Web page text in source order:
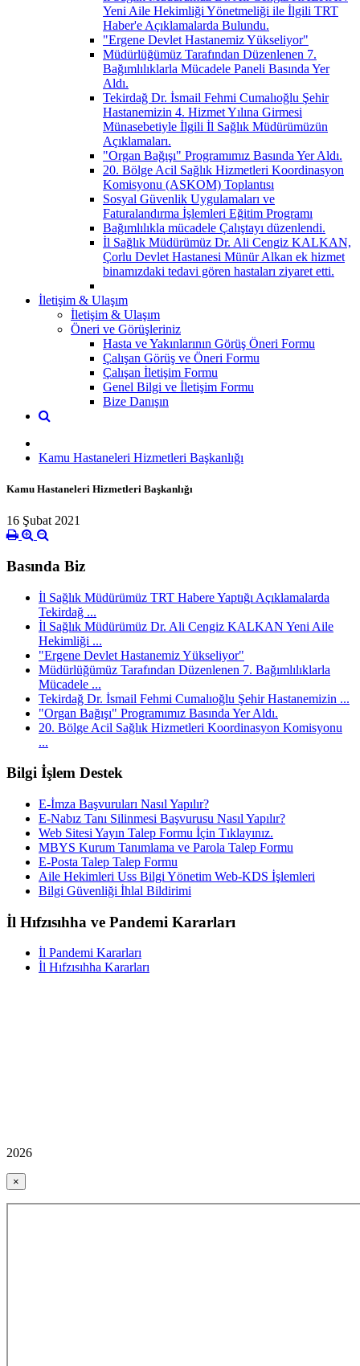
Yeni Aile Hekimliği Yönetmeliği ile İlgili TRT
Haber'e Açıklamalarda Bulundu.
"Ergene Devlet Hastanemiz Yükseliyor"
Müdürlüğümüz Tarafından Düzenlenen 7.
Bağımlılıklarla Mücadele Paneli Basında Yer
Aldı.
Tekirdağ Dr. İsmail Fehmi Cumalıoğlu Şehir
Hastanemizin 4. Hizmet Yılına Girmesi
Münasebetiyle İlgili İl Sağlık Müdürümüzün
Açıklamaları.
"Organ Bağışı" Programımız Basında Yer Aldı.
20. Bölge Acil Sağlık Hizmetleri Koordinasyon
Komisyonu (ASKOM) Toplantısı
Sosyal Güvenlik Uygulamaları ve
Faturalandırma İşlemleri Eğitim Programı
Bağımlılıkla mücadele Çalıştayı düzenlendi.
İl Sağlık Müdürümüz Dr. Ali Cengiz KALKAN,
Çorlu Devlet Hastanesi Münür Alkan ek hizmet
binamızdaki tedavi gören hastaları ziyaret etti.
İletişim & Ulaşım
İletişim & Ulaşım
Öneri ve Görüşleriniz
Hasta ve Yakınlarının Görüş Öneri Formu
Çalışan Görüş ve Öneri Formu
Çalışan İletişim Formu
Genel Bilgi ve İletişim Formu
Bize Danışın
Kamu Hastaneleri Hizmetleri Başkanlığı
Kamu Hastaneleri Hizmetleri Başkanlığı
16 Şubat 2021
Basında Biz
İl Sağlık Müdürümüz TRT Habere Yaptığı Açıklamalarda
Tekirdağ ...
İl Sağlık Müdürümüz Dr. Ali Cengiz KALKAN Yeni Aile
Hekimliği ...
"Ergene Devlet Hastanemiz Yükseliyor"
Müdürlüğümüz Tarafından Düzenlenen 7. Bağımlılıklarla
Mücadele ...
Tekirdağ Dr. İsmail Fehmi Cumalıoğlu Şehir Hastanemizin ...
"Organ Bağışı" Programımız Basında Yer Aldı.
20. Bölge Acil Sağlık Hizmetleri Koordinasyon Komisyonu
...
Bilgi İşlem Destek
E-İmza Başvuruları Nasıl Yapılır?
E-Nabız Tanı Silinmesi Başvurusu Nasıl Yapılır?
Web Sitesi Yayın Talep Formu İçin Tıklayınız.
MBYS Kurum Tanımlama ve Parola Talep Formu
E-Posta Talep Talep Formu
Aile Hekimleri Uss Bilgi Yönetim Web-KDS İşlemleri
Bilgi Güvenliği İhlal Bildirimi
İl Hıfzısıhha ve Pandemi Kararları
İl Pandemi Kararları
İl Hıfzısıhha Kararları
2026
×